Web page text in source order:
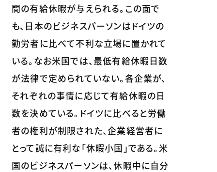
間の有給休暇が与えられる。この面で
も、日本のビジネスパーソンはドイツの
勤労者に比べて不利な立場に置かれて
いる。なお米国では、最低有給休暇日数
が法律で定められていない。各企業が、
それぞれの事情に応じて有給休暇の日
数を決めている。ドイツに比べると労働
者の権利が制限された、企業経営者に
とって誠に有利な「休暇小国」である。米
国のビジネスパーソンは、休暇中に自分